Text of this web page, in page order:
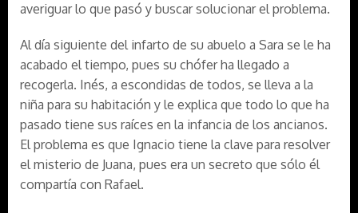
averiguar lo que pasó y buscar solucionar el problema.
Al día siguiente del infarto de su abuelo a Sara se le ha
acabado el tiempo, pues su chófer ha llegado a
recogerla. Inés, a escondidas de todos, se lleva a la
niña para su habitación y le explica que todo lo que ha
pasado tiene sus raíces en la infancia de los ancianos.
El problema es que Ignacio tiene la clave para resolver
el misterio de Juana, pues era un secreto que sólo él
compartía con Rafael.